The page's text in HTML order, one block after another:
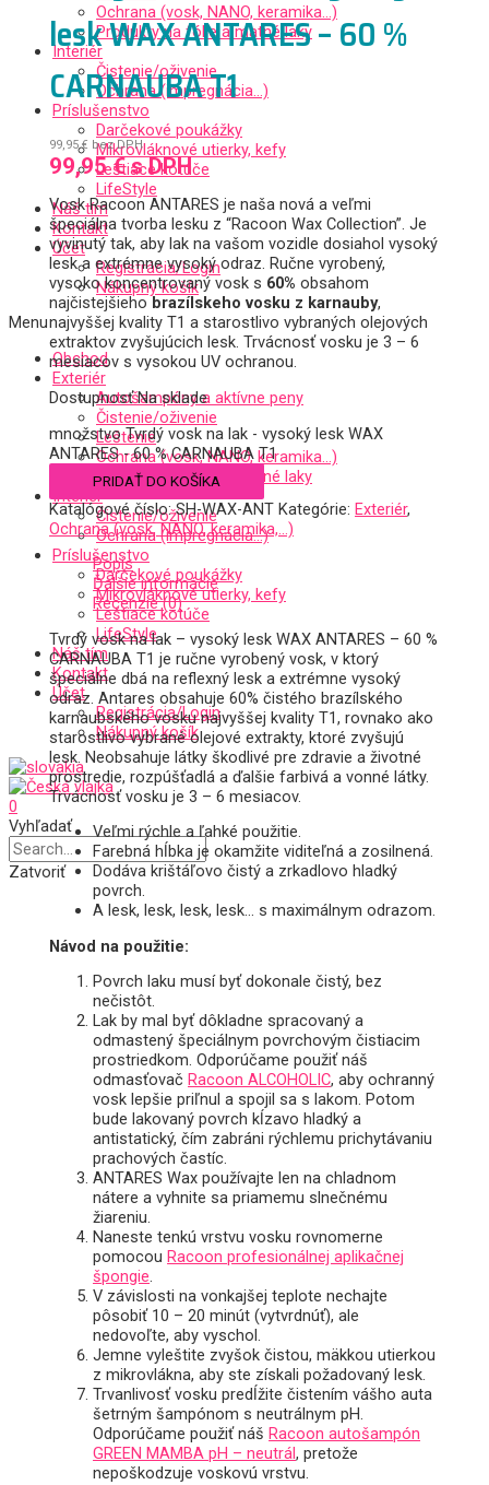
Ochrana (vosk, NANO, keramika…)
Produkty na fólie a matné laky
Interiér
Čistenie/oživenie
Ochrana (impregnácia…)
Príslušenstvo
Darčekové poukážky
Mikrovláknové utierky, kefy
Leštiace kotúče
LifeStyle
Náš tím
Kontakt
Účet
Registrácia/Login
Nákupný košík
Menu
Obchod
Exteriér
Autošampóny a aktívne peny
Čistenie/oživenie
Leštenie
Ochrana (vosk, NANO, keramika…)
Produkty na fólie a matné laky
Interiér
Čistenie/oživenie
Ochrana (impregnácia…)
Príslušenstvo
Darčekové poukážky
Mikrovláknové utierky, kefy
Leštiace kotúče
LifeStyle
Náš tím
Kontakt
Účet
Registrácia/Login
Nákupný košík
0
Vyhľadať
Zatvoriť
lesk WAX ANTARES – 60 %
CARNAUBA T1
99,95€ bez DPH
99,95€s DPH
Vosk Racoon ANTARES je naša nová a veľmi
špeciálna tvorba lesku z “Racoon Wax Collection”. Je
vyvinutý tak, aby lak na vašom vozidle dosiahol vysoký
lesk a extrémne vysoký odraz. Ručne vyrobený,
vysoko koncentrovaný vosk s 60% obsahom
najčistejšieho brazílskeho vosku z karnauby,
najvyššej kvality T1 a starostlivo vybraných olejových
extraktov zvyšujúcich lesk. Trvácnosť vosku je 3 – 6
mesiacov s vysokou UV ochranou.
Dostupnosť Na sklade
množstvo Tvrdý vosk na lak - vysoký lesk WAX
ANTARES - 60 % CARNAUBA T1
PRIDAŤ DO KOŠÍKA
Katalógové číslo:SH-WAX-ANT Kategórie:Exteriér,
Ochrana (vosk, NANO, keramika,...)
Popis
Ďalšie informácie
Recenzie (0)
Tvrdý vosk na lak – vysoký lesk WAX ANTARES – 60 %
CARNAUBA T1 je ručne vyrobený vosk, v ktorý
špeciálne dbá na reflexný lesk a extrémne vysoký
odraz. Antares obsahuje 60% čistého brazílského
karnaubského vosku najvyššej kvality T1, rovnako ako
starostlivo vybrané olejové extrakty, ktoré zvyšujú
lesk. Neobsahuje látky škodlivé pre zdravie a životné
prostredie, rozpúšťadlá a ďalšie farbivá a vonné látky.
Trvácnosť vosku je 3 – 6 mesiacov.
Veľmi rýchle a ľahké použitie.
Farebná hĺbka je okamžite viditeľná a zosilnená.
Dodáva krištáľovo čistý a zrkadlovo hladký
povrch.
A lesk, lesk, lesk, lesk… s maximálnym odrazom.
Návod na použitie:
Povrch laku musí byť dokonale čistý, bez
nečistôt.
Lak by mal byť dôkladne spracovaný a
odmastený špeciálnym povrchovým čistiacim
prostriedkom. Odporúčame použiť náš
odmasťovač Racoon ALCOHOLIC, aby ochranný
vosk lepšie priľnul a spojil sa s lakom. Potom
bude lakovaný povrch kĺzavo hladký a
antistatický, čím zabráni rýchlemu prichytávaniu
prachových častíc.
ANTARES Wax používajte len na chladnom
nátere a vyhnite sa priamemu slnečnému
žiareniu.
Naneste tenkú vrstvu vosku rovnomerne
pomocou Racoon profesionálnej aplikačnej
špongie.
V závislosti na vonkajšej teplote nechajte
pôsobiť 10 – 20 minút (vytvrdnúť), ale
nedovoľte, aby vyschol.
Jemne vyleštite zvyšok čistou, mäkkou utierkou
z mikrovlákna, aby ste získali požadovaný lesk.
Trvanlivosť vosku predĺžite čistením vášho auta
šetrným šampónom s neutrálnym pH.
Odporúčame použiť náš Racoon autošampón
GREEN MAMBA pH – neutrál, pretože
nepoškodzuje voskovú vrstvu.